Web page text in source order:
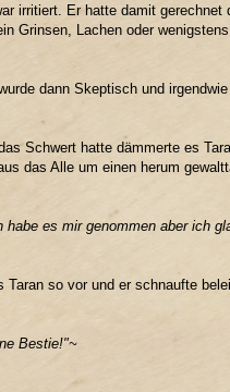
irritiert. Er hatte damit
Grinsen, Lachen oder
dann Skeptisch und
Schwert hatte dämmerte es
das Alle um einen herum
es mir genommen aber ich
so vor und er schnaufte
Bestie!"~